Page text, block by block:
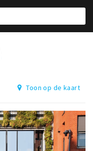
Toon op de kaart